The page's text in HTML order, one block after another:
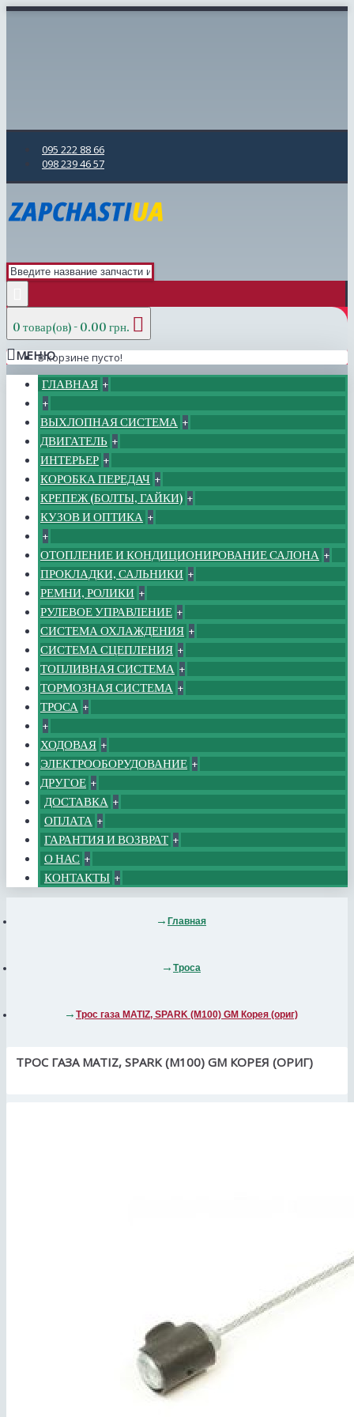
095 222 88 66
098 239 46 57
0 товар(ов) - 0.00 грн.
В корзине пусто!
МЕНЮ
ГЛАВНАЯ +
+
ВЫХЛОПНАЯ СИСТЕМА +
ДВИГАТЕЛЬ +
ИНТЕРЬЕР +
КОРОБКА ПЕРЕДАЧ +
КРЕПЕЖ (БОЛТЫ, ГАЙКИ) +
КУЗОВ И ОПТИКА +
+
ОТОПЛЕНИЕ И КОНДИЦИОНИРОВАНИЕ САЛОНА +
ПРОКЛАДКИ, САЛЬНИКИ +
РЕМНИ, РОЛИКИ +
РУЛЕВОЕ УПРАВЛЕНИЕ +
СИСТЕМА ОХЛАЖДЕНИЯ +
СИСТЕМА СЦЕПЛЕНИЯ +
ТОПЛИВНАЯ СИСТЕМА +
ТОРМОЗНАЯ СИСТЕМА +
ТРОСА +
+
ХОДОВАЯ +
ЭЛЕКТРООБОРУДОВАНИЕ +
ДРУГОЕ +
ДОСТАВКА +
ОПЛАТА +
ГАРАНТИЯ И ВОЗВРАТ +
О НАС +
КОНТАКТЫ +
Главная
Троса
Трос газа MATIZ, SPARK (M100) GM Корея (ориг)
ТРОС ГАЗА MATIZ, SPARK (M100) GM КОРЕЯ (ОРИГ)